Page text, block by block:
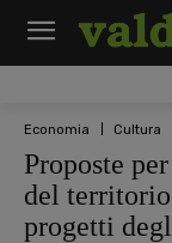
Economia Cultura
Proposte
del
progetti